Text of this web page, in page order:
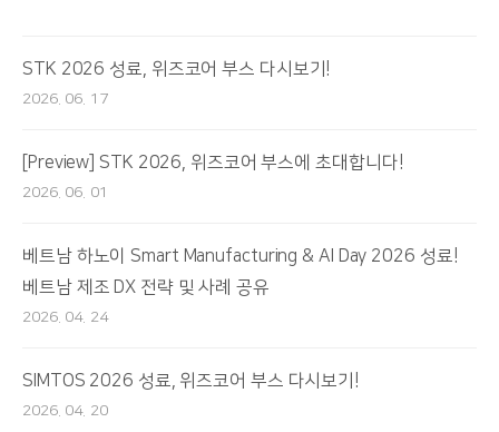
STK 2026 성료, 위즈코어 부스 다시보기!
2026. 06. 17
[Preview] STK 2026, 위즈코어 부스에 초대합니다!
2026. 06. 01
베트남 하노이 Smart Manufacturing & AI Day 2026 성료!
베트남 제조 DX 전략 및 사례 공유
2026. 04. 24
SIMTOS 2026 성료, 위즈코어 부스 다시보기!
2026. 04. 20